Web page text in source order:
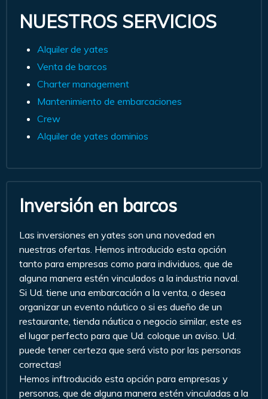
NUESTROS SERVICIOS
Alquiler de yates
Venta de barcos
Charter management
Mantenimiento de embarcaciones
Crew
Alquiler de yates dominios
Inversión en barcos
Las inversiones en yates son una novedad en
nuestras ofertas. Hemos introducido esta opción
tanto para empresas como para individuos, que de
alguna manera estén vinculados a la industria naval.
Si Ud. tiene una embarcación a la venta, o desea
organizar un evento náutico o si es dueño de un
restaurante, tienda náutica o negocio similar, este es
el lugar perfecto para que Ud. coloque un aviso. Ud.
puede tener certeza que será visto por las personas
correctas!
Hemos inftroducido esta opción para empresas y
personas, que de alguna manera estén vinculadas a la